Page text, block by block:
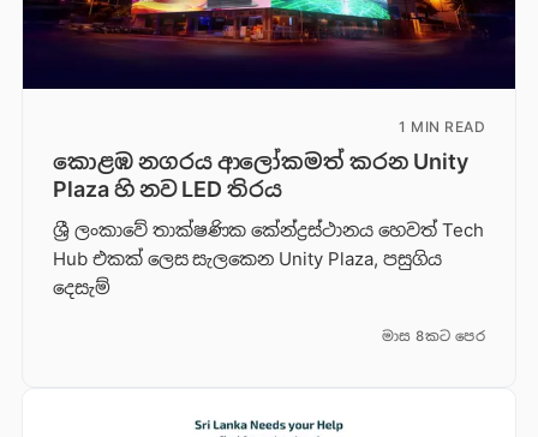
1 MIN READ
කොළඹ නගරය ආලෝකමත් කරන Unity
Plaza හි නව LED තිරය
ශ්‍රී ලංකාවේ තාක්ෂණික කේන්ද්‍රස්ථානය හෙවත් Tech
Hub එකක් ලෙස සැලකෙන Unity Plaza, පසුගිය
දෙසැම්
මාස 8කට පෙර